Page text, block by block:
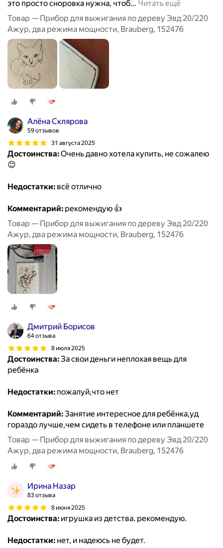
это просто сноровка нужна, чтоб… Читать ещё
Товар — Прибор для выжигания по дереву Эвд 20/220
Ажур, два режима мощности, Brauberg, 152476
Алёна Склярова
59 отзывов
31 августа 2025
Достоинства:Очень давно хотела купить, не сожалею
😊
Недостатки: всё отлично
Комментарий: рекомендую 👍
Товар — Прибор для выжигания по дереву Эвд 20/220
Ажур, два режима мощности, Brauberg, 152476
Дмитрий Борисов
64 отзыва
8 июля 2025
Достоинства:За свои деньги неплохая вещь для
ребёнка
Недостатки: пожалуй,что нет
Комментарий:Занятие интересное для ребёнка,уд
гораздо лучше,чем сидеть в телефоне или планшете
Товар — Прибор для выжигания по дереву Эвд 20/220
Ажур, два режима мощности, Brauberg, 152476
Ирина Назар
83 отзыва
8 июня 2025
Достоинства: игрушка из детства. рекомендую.
Недостатки: нет, и надеюсь не будет.